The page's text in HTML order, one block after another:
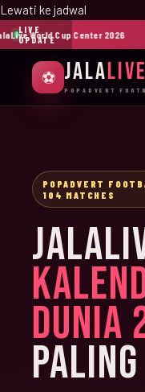
Lewati ke jadwal
LIVE
UPDATE
World Cup Center 2026
⚽ JALALIVE
POPADVERT
POPADVERT
104 MATCHES
DUNIA